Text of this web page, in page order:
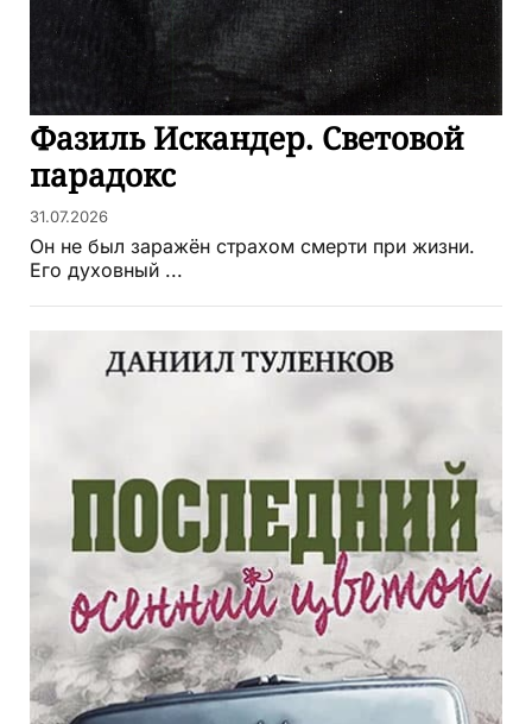
Фазиль Искандер. Световой
парадокс
31.07.2026
Он не был заражён страхом смерти при жизни.
Его духовный ...